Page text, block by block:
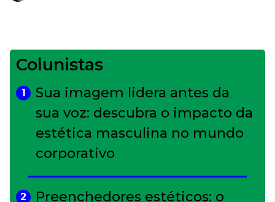
Colunistas
1
Sua imagem lidera antes da
sua voz: descubra o impacto da
estética masculina no mundo
corporativo
2
Preenchedores estéticos: o